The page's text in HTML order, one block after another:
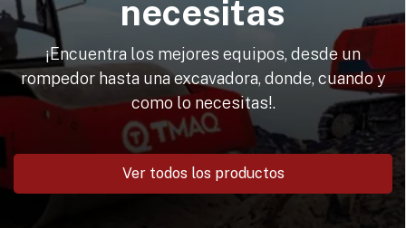
necesitas
¡Encuentra los mejores equipos, desde un
rompedor hasta una excavadora, donde, cuando y
como lo necesitas!.
Ver todos los productos